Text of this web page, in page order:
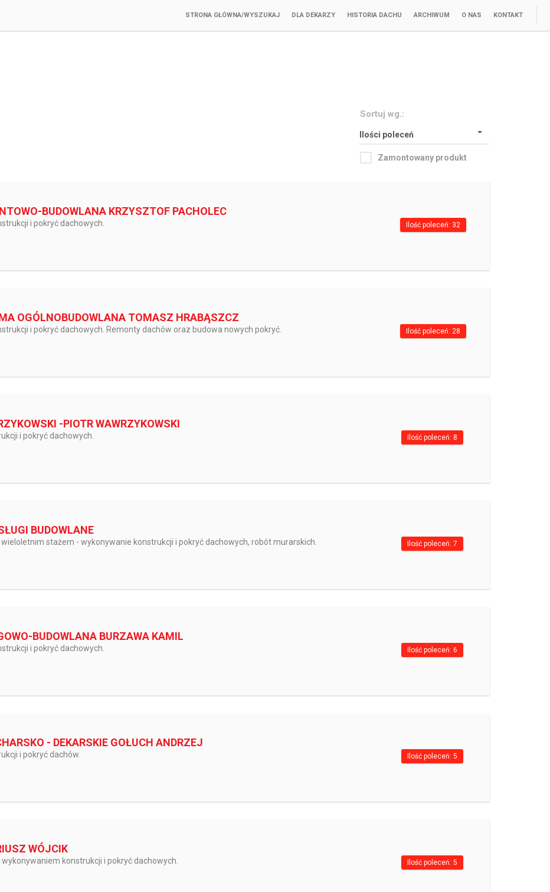
STRONA GŁÓWNA/WYSZUKAJ DLA DEKARZY HISTORIA DACHU ARCHIWUM O NAS KONTAKT
Sortuj wg.:
Ilości poleceń
Zamontowany produkt
BUDOWLANA KRZYSZTOF PACHOLEC
i pokryć dachowych. Ilość poleceń: 32
OGÓLNOBUDOWLANA TOMASZ HRABĄSZCZ
i pokryć dachowych. Remonty dachów oraz budowa nowych pokryć. Ilość poleceń: 28
-PIOTR WAWRZYKOWSKI
i pokryć dachowych. Ilość poleceń: 8
BUDOWLANE
wieloletnim stażem - wykonywanie konstrukcji i pokryć dachowych, robót murarskich. Ilość poleceń: 7
BUDOWLANA BURZAWA KAMIL
i pokryć dachowych. Ilość poleceń: 6
- DEKARSKIE GOŁUCH ANDRZEJ
i pokryć dachów. Ilość poleceń: 5
WÓJCIK
wykonywaniem konstrukcji i pokryć dachowych. Ilość poleceń: 5